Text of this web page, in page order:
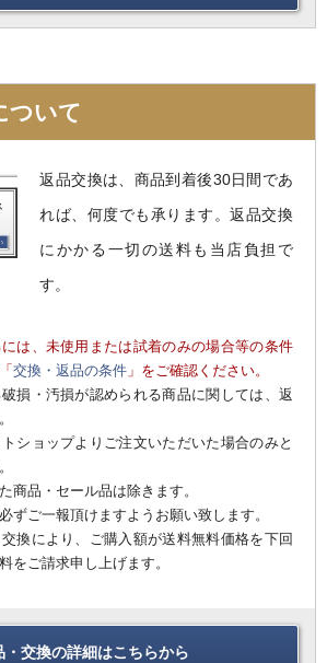
ついて
返品交換は、商品到着後30日間であ
れば、何度でも承ります。返品交換
にかかる一切の送料も当店負担で
す。
は、未使用または試着のみの場合等の条件
交換・返品の条件 」をご確認ください。
損・汚損が認められる商品に関しては、返
ショップよりご注文いただいた場合のみと
商品・セール品は除きます。
ずご一報頂けますようお願い致します。
換により、ご購入額が送料無料価格を下回
をご請求申し上げます。
・交換の詳細はこちらから